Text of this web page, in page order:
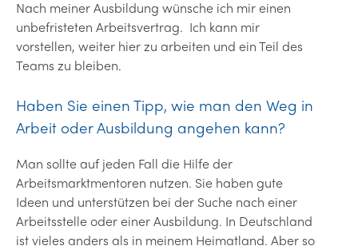
Nach meiner Ausbildung wünsche ich mir einen
unbefristeten Arbeitsvertrag. Ich kann mir
vorstellen, weiter hier zu arbeiten und ein Teil des
Teams zu bleiben.
Haben Sie einen Tipp, wie man den Weg in
Arbeit oder Ausbildung angehen kann?
Man sollte auf jeden Fall die Hilfe der
Arbeitsmarktmentoren nutzen. Sie haben gute
Ideen und unterstützen bei der Suche nach einer
Arbeitsstelle oder einer Ausbildung. In Deutschland
ist vieles anders als in meinem Heimatland. Aber so